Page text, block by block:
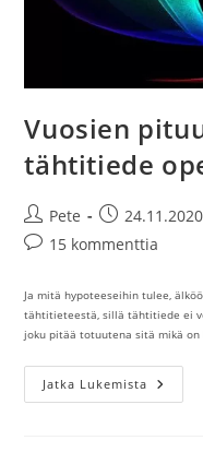
Vuosien
tähtitiede
Artikkelin
kirjoittaja:
Pete
Artikkeli
julkaistu:
24.11.2020
Artikkelin
15 kommenttia
Ja mitä hypoteeseihin tulee,
tähtitieteestä, sillä tähtitiede ei
joku pitää totuutena sitä mikä
Jatka Lukemista Vuosien